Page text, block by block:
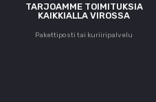
TARJOAMME TOIMITUKSIA
KAIKKIALLA VIROSSA
Pakettiposti tai kuriiripalvelu